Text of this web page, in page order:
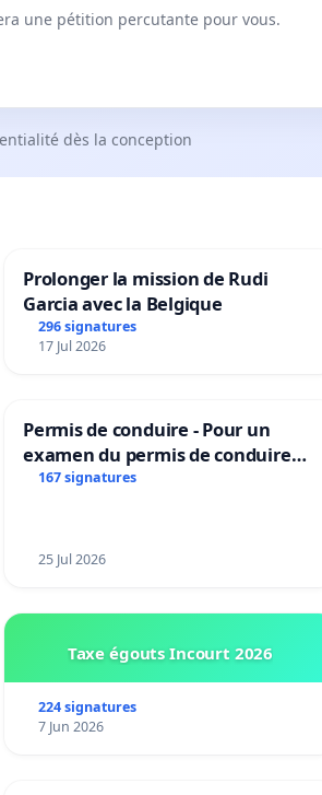
une pétition percutante pour vous.
dès la conception
Prolonger la mission de Rudi
Garcia avec la Belgique
296 signatures
17 Jul 2026
Permis de conduire - Pour un
examen du permis de conduire
accessible dans plusieurs langues
167 signatures
25 Jul 2026
Taxe égouts Incourt 2026
224 signatures
7 Jun 2026